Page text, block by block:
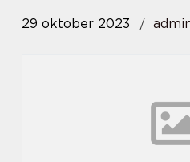
29 oktober 2023